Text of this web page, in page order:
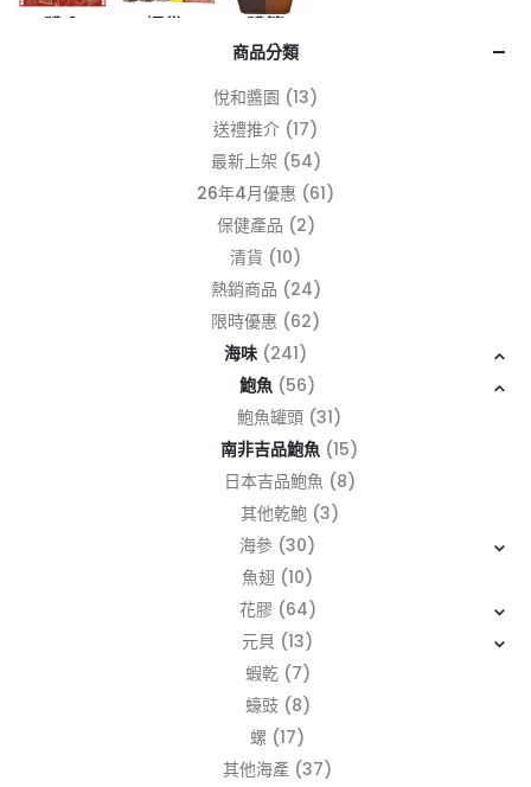
商品分類
悅和醬園 (13)
送禮推介 (17)
最新上架 (54)
26年4月優惠 (61)
保健產品 (2)
清貨 (10)
熱銷商品 (24)
限時優惠 (62)
海味 (241)
鮑魚 (56)
鮑魚罐頭 (31)
南非吉品鮑魚 (15)
日本吉品鮑魚 (8)
其他乾鮑 (3)
海參 (30)
魚翅 (10)
花膠 (64)
元貝 (13)
蝦乾 (7)
蠔豉 (8)
螺 (17)
其他海產 (37)